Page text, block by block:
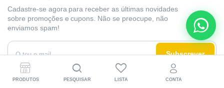
Cadastre-se agora para receber as últimas novidades
sobre promoções e cupons. Não se preocupe, não
enviamos spam!
Subscrever
Ao subscrever, concorda com os nossos Termos e Condições e Política de
PRODUTOS PESQUISAR LISTA CONTA